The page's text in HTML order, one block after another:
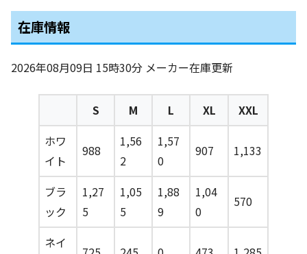
在庫情報
2026年08月09日 15時30分 メーカー在庫更新
S M L XL
XXL
ホワ
イト
988
1,56
2
1,57
0
907 1,133
ブラ
ック
1,27
5
1,05
5
1,88
9
1,04
0
570
ネイ